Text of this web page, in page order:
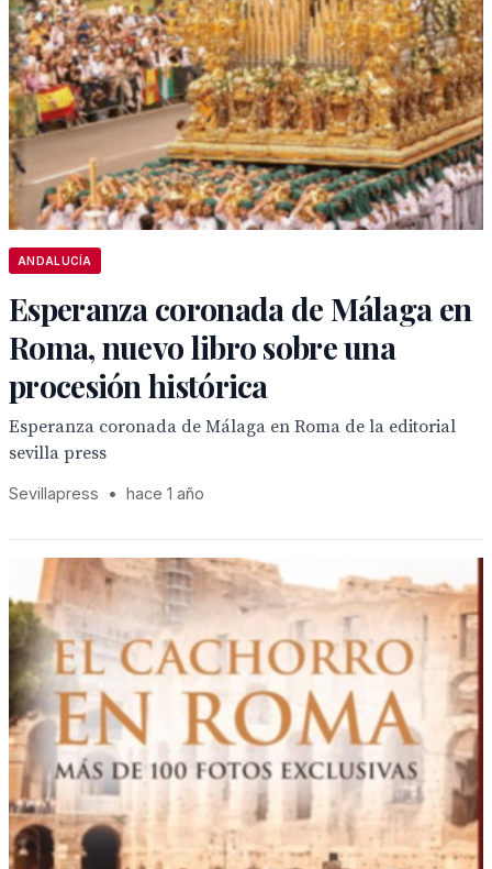
ANDALUCÍA
Esperanza coronada de Málaga en
Roma, nuevo libro sobre una
procesión histórica
Esperanza coronada de Málaga en Roma de la editorial
sevilla press
Sevillapress • hace 1 año